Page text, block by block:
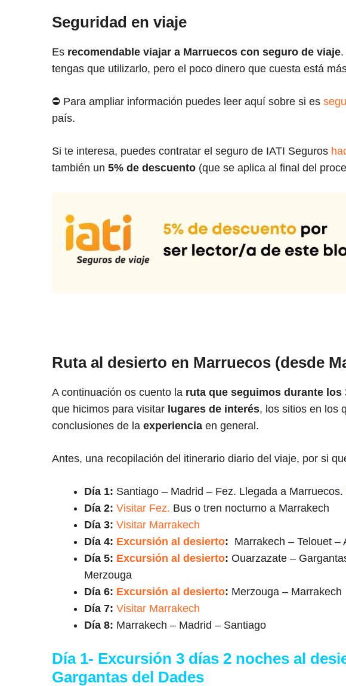
Seguridad en viaje
Es recomendable viajar a Marruecos con seguro de viaje
tengas que utilizarlo, pero el poco dinero que cuesta está
⛔ Para ampliar información puedes leer aquí sobre si es
país.
Si te interesa, puedes contratar el seguro de IATI Seguros
también un 5% de descuento (que se aplica al final del
Ruta al desierto en Marruecos (desde
A continuación os cuento la ruta que seguimos durante
que hicimos para visitar lugares de interés, los sitios en los
conclusiones de la experiencia en general.
Antes, una recopilación del itinerario diario del viaje, por si
Día 1: Santiago – Madrid – Fez. Llegada a Marruecos.
Día 2: Visitar Fez. Bus o tren nocturno a Marrakech
Día 3: Visitar Marrakech
Día 4: Excursión al desierto: Marrakech – Telouet –
Día 5: Excursión al desierto: Ouarzazate –
Merzouga
Día 6: Excursión al desierto: Merzouga – Marrakech
Día 7: Visitar Marrakech
Día 8: Marrakech – Madrid – Santiago
Día 1- Excursión 3 días 2 noches al
Gargantas del Dades